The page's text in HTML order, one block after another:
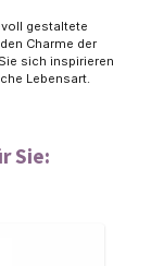
gestaltete
Charme der
sich inspirieren
Lebensart.
Sie: